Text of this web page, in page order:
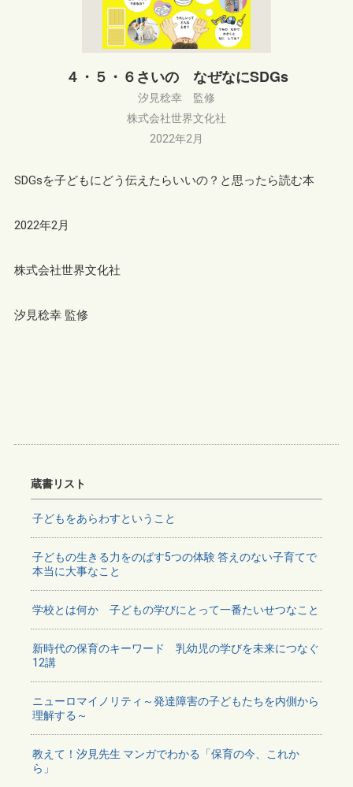
４・５・６さいの なぜなにSDGs
汐見稔幸 監修
株式会社世界文化社
2022年2月
SDGsを子どもにどう伝えたらいいの？と思ったら読む本
2022年2月
株式会社世界文化社
汐見稔幸 監修
蔵書リスト
子どもをあらわすということ
子どもの生きる力をのばす5つの体験 答えのない子育てで
本当に大事なこと
学校とは何か 子どもの学びにとって一番たいせつなこと
新時代の保育のキーワード 乳幼児の学びを未来につなぐ
12講
ニューロマイノリティ～発達障害の子どもたちを内側から
理解する～
教えて！汐見先生 マンガでわかる「保育の今、これか
ら」